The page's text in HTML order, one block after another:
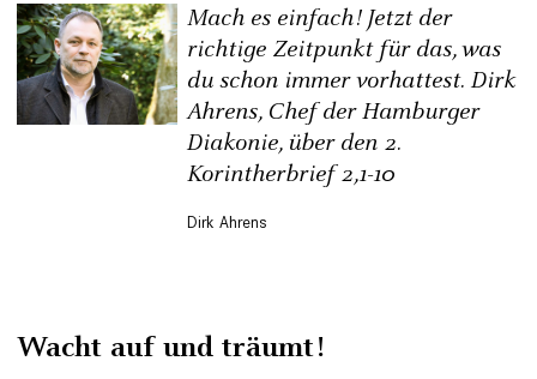
Mach es einfach! Jetzt der
richtige Zeitpunkt für das, was
du schon immer vorhattest. Dirk
Ahrens, Chef der Hamburger
Diakonie, über den 2.
Korintherbrief 2,1-10
Dirk Ahrens
Wacht auf und träumt!